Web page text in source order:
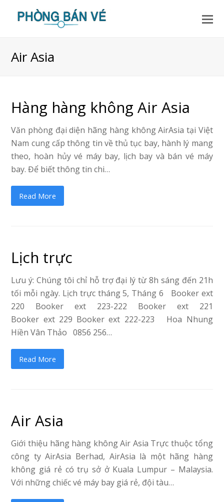
Air Asia
Hàng hàng không Air Asia
Văn phòng đại diện hãng hàng không AirAsia tại Việt
Nam cung cấp thông tin về thủ tục bay, hành lý mang
theo, hoàn hủy vé máy bay, lịch bay và bán vé máy
bay. Để biết thông tin chi…
Read More
Lịch trực
Lưu ý: Chúng tôi chỉ hỗ trợ đại lý từ 8h sáng đến 21h
tối mỗi ngày. Lịch trực tháng 5, Tháng 6 Booker ext
220 Booker ext 223-222 Booker ext 221
Booker ext 229 Booker ext 222-223 Hoa Nhung
Hiền Vân Thảo 0856 256…
Read More
Air Asia
Giới thiệu hãng hàng không Air Asia Trực thuộc tổng
công ty AirAsia Berhad, AirAsia là một hãng hàng
không giá rẻ có trụ sở ở Kuala Lumpur – Malaysia.
Với những chiếc vé máy bay giá rẻ, đội tàu…